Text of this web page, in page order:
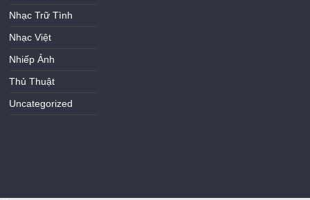
Nhạc Trữ Tình
Nhạc Việt
Nhiếp Ảnh
Thủ Thuật
Uncategorized